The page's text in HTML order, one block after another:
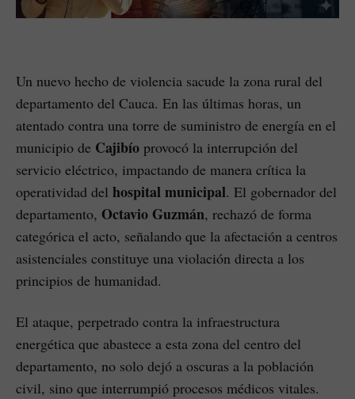
Un nuevo hecho de violencia sacude la zona rural del
departamento del Cauca. En las últimas horas, un
atentado contra una torre de suministro de energía en el
municipio de Cajibío provocó la interrupción del
servicio eléctrico, impactando de manera crítica la
operatividad del hospital municipal. El gobernador del
departamento, Octavio Guzmán, rechazó de forma
categórica el acto, señalando que la afectación a centros
asistenciales constituye una violación directa a los
principios de humanidad.
El ataque, perpetrado contra la infraestructura
energética que abastece a esta zona del centro del
departamento, no solo dejó a oscuras a la población
civil, sino que interrumpió procesos médicos vitales.